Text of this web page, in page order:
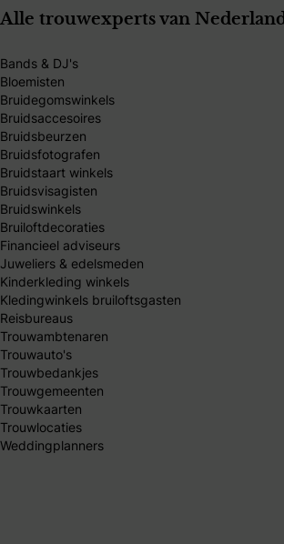
Alle trouwexperts van Nederland
Bands & DJ's
Bloemisten
Bruidegomswinkels
Bruidsaccesoires
Bruidsbeurzen
Bruidsfotografen
Bruidstaart winkels
Bruidsvisagisten
Bruidswinkels
Bruiloftdecoraties
Financieel adviseurs
Juweliers & edelsmeden
Kinderkleding winkels
Kledingwinkels bruiloftsgasten
Reisbureaus
Trouwambtenaren
Trouwauto's
Trouwbedankjes
Trouwgemeenten
Trouwkaarten
Trouwlocaties
Weddingplanners